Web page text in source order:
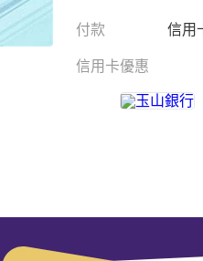
付款 信用
信用卡優惠